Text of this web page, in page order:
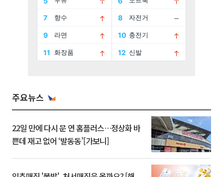
주요뉴스
22일 만에 다시 문 연 홈플러스…정상화 바
쁜데 재고 없어 ‘발동동’[가보니]